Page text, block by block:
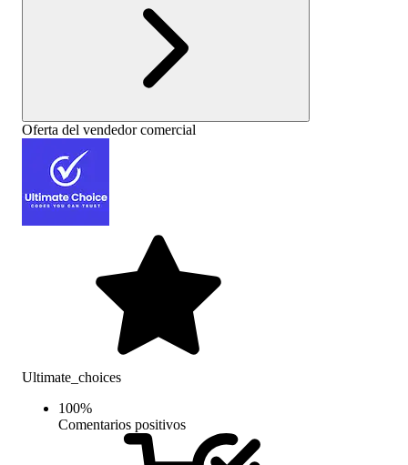
Oferta del vendedor comercial
Ultimate_choices
100%
Comentarios positivos